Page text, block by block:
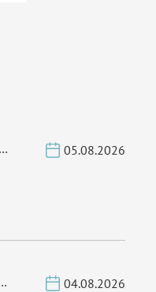
05.08.2026
04.08.2026